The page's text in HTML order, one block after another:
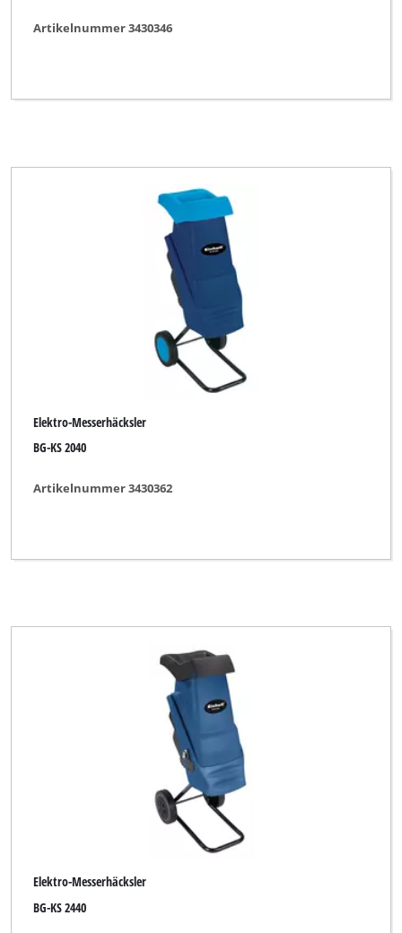
Artikelnummer 3430346
Elektro-Messerhäcksler
BG-KS 2040
Artikelnummer 3430362
Elektro-Messerhäcksler
BG-KS 2440